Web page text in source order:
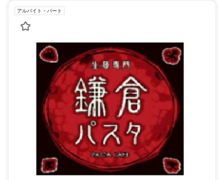
アルバイト・パート